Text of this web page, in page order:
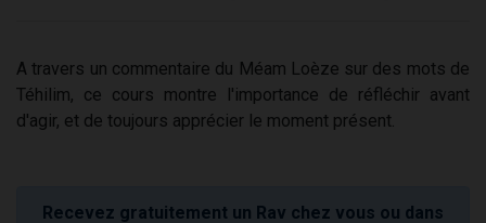
A travers un commentaire du Méam Loèze sur des mots de
Téhilim, ce cours montre l'importance de réfléchir avant
d'agir, et de toujours apprécier le moment présent.
Recevez gratuitement un Rav chez vous ou dans